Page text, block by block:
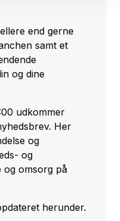
end gerne
samt et
og dine
udkommer
Her
og
og
og omsorg på
herunder.